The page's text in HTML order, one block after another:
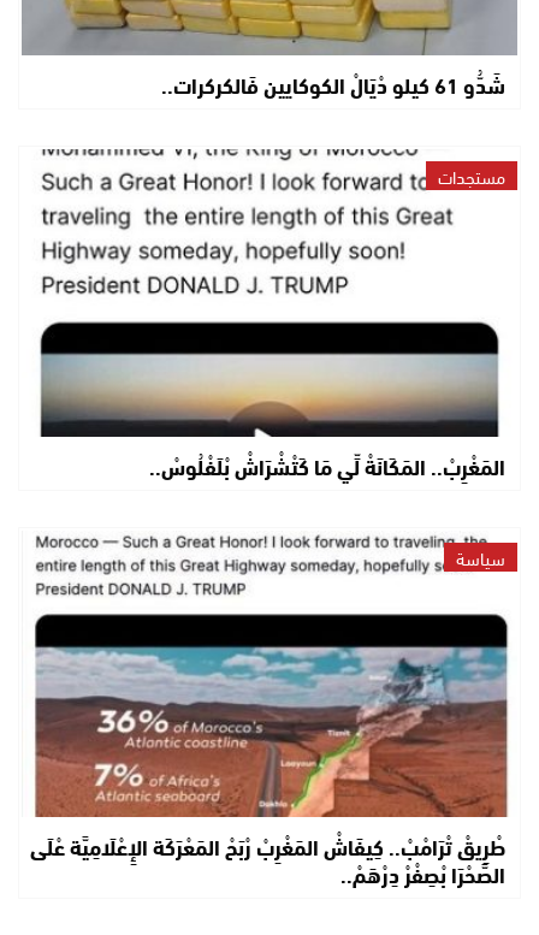
شَدُّو 61 كيلو دْيَالْ الكوكايين فَالكركرات..
مستجدات
المَغْرِبْ.. المَكَانَةْ لِّي مَا كَتْشْرَاشْ بْلَفْلُوسْ..
سياسة
طْرِيقْ تْرَامْبْ.. كِيفَاشْ المَغْرِبْ رْبَحْ المَعْرَكَة الإِعْلَامِيَّة عْلَى
الصَّحْرَا بْصِفْرْ دِرْهَمْ..